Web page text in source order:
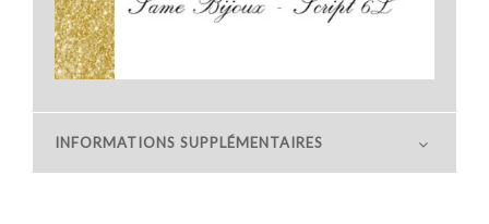
INFORMATIONS SUPPLÉMENTAIRES